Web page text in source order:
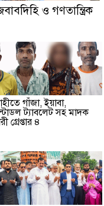
ও গণতান্ত্রিক
গাঁজা, ইয়াবা,
ট্যাবলেট সহ মাদক
গ্রেপ্তার ৪